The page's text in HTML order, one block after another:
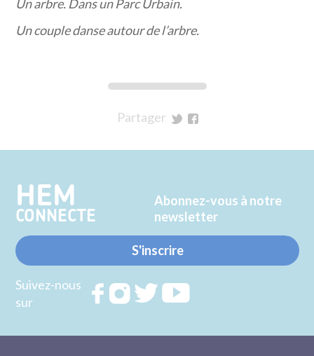
Un arbre. Dans un Parc Urbain.
Un couple danse autour de l’arbre.
Partager
Twitter
Facebook
HEM
CONNECTE
Abonnez-vous à notre
newsletter
S'inscrire
Suivez-nous
sur
RejoignezRejoignezRejoignez